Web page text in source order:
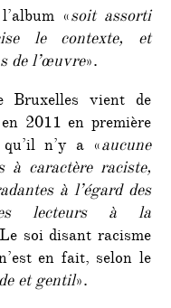
«soit assorti
le contexte, et
de l’œuvre».
Bruxelles vient de
2011 en première
n’y a «aucune
à caractère raciste,
à l’égard des
lecteurs à la
soi disant racisme
en fait, selon le
et gentil».